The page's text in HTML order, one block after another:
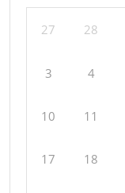
27 28
3 4
10 11
17 18